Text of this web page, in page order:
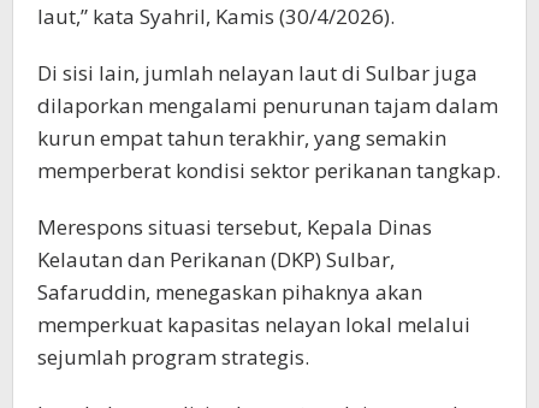
laut,” kata Syahril, Kamis (30/4/2026).
Di sisi lain, jumlah nelayan laut di Sulbar juga
dilaporkan mengalami penurunan tajam dalam
kurun empat tahun terakhir, yang semakin
memperberat kondisi sektor perikanan tangkap.
Merespons situasi tersebut, Kepala Dinas
Kelautan dan Perikanan (DKP) Sulbar,
Safaruddin, menegaskan pihaknya akan
memperkuat kapasitas nelayan lokal melalui
sejumlah program strategis.